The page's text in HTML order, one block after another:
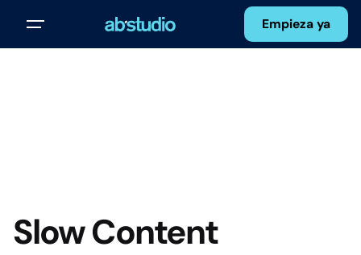
content
Empieza ya
Slow Content